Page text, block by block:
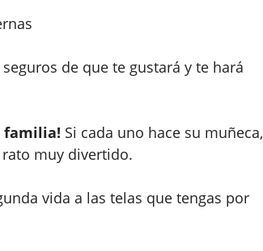
de que te gustará y te hará
familia! Si cada uno hace su muñeca,
muy divertido.
vida a las telas que tengas por